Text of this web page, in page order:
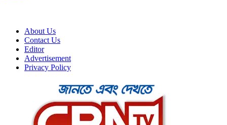
About Us
Contact Us
Editor
Advertisement
Privacy Policy